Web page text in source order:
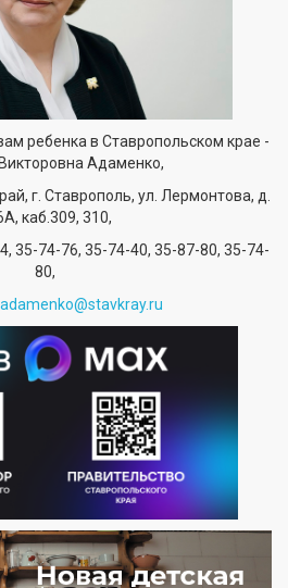
ребенка в Ставропольском крае -
Адаменко,
г. Ставрополь, ул. Лермонтова, д.
каб.309, 310,
, 35-74-76, 35-74-40, 35-87-80, 35-74-
80,